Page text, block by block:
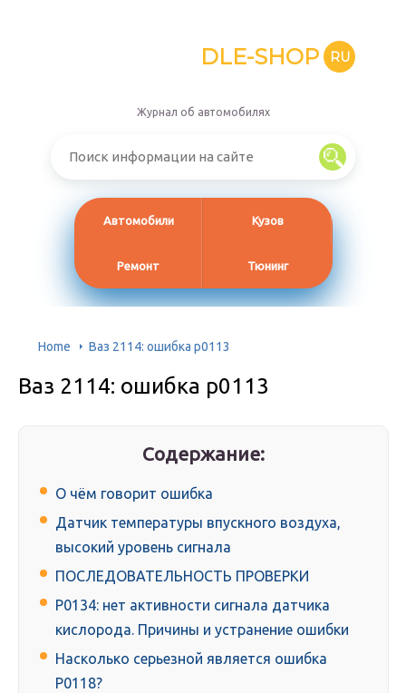
DLE-SHOP RU
Журнал об автомобилях
Автомобили Кузов
Ремонт Тюнинг
Home Ваз 2114: ошибка p0113
Ваз 2114: ошибка p0113
Содержание:
О чём говорит ошибка
Датчик температуры впускного воздуха,
высокий уровень сигнала
ПОСЛЕДОВАТЕЛЬНОСТЬ ПРОВЕРКИ
P0134: нет активности сигнала датчика
кислорода. Причины и устранение ошибки
Насколько серьезной является ошибка
P0118?